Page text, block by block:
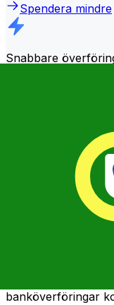
Spendera mindre
Snabbare
Skicka snabbare
Vanliga frågor och
Vad är en SWIFT-kod
banköverföringar